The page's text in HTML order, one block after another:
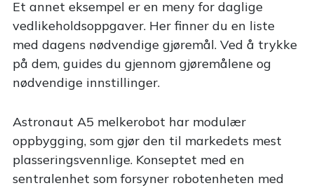
Et annet eksempel er en meny for daglige
vedlikeholdsoppgaver. Her finner du en liste
med dagens nødvendige gjøremål. Ved å trykke
på dem, guides du gjennom gjøremålene og
nødvendige innstillinger.
Astronaut A5 melkerobot har modulær
oppbygging, som gjør den til markedets mest
plasseringsvennlige. Konseptet med en
sentralenhet som forsyner robotenheten med